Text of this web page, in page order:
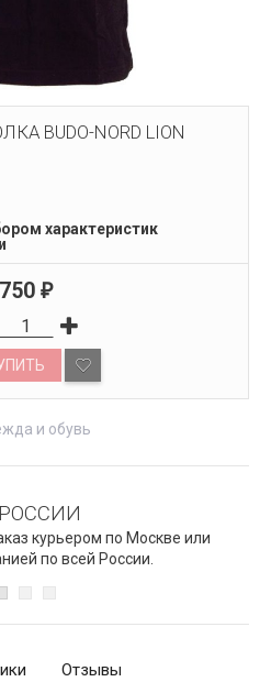
BUDO-NORD LION
характеристик
750 ₽
и обувь
курьером по Москве или
по всей России.
Отзывы